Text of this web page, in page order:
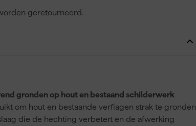
geretourneerd.
gronden op hout en bestaand schilderwerk
om hout en bestaande verflagen strak te gronden
die de hechting verbetert en de afwerking